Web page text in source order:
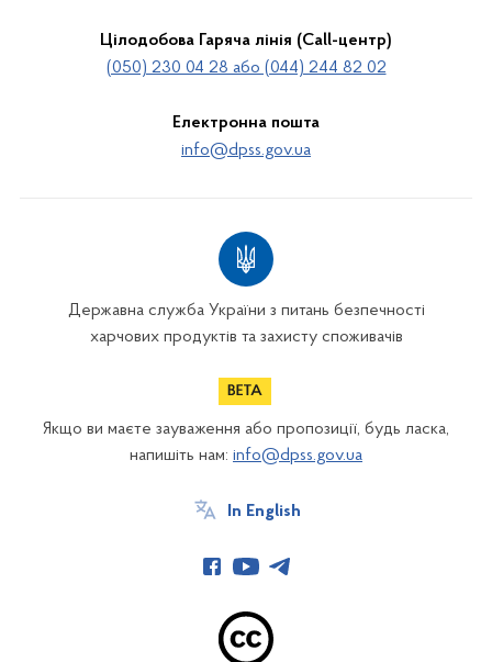
Цілодобова Гаряча лінія (Call-центр)
(050) 230 04 28 або (044) 244 82 02
Електронна пошта
info@dpss.gov.ua
Державна служба України з питань безпечності
харчових продуктів та захисту споживачів
Якщо ви маєте зауваження або пропозиції, будь ласка,
напишіть нам: info@dpss.gov.ua
In English